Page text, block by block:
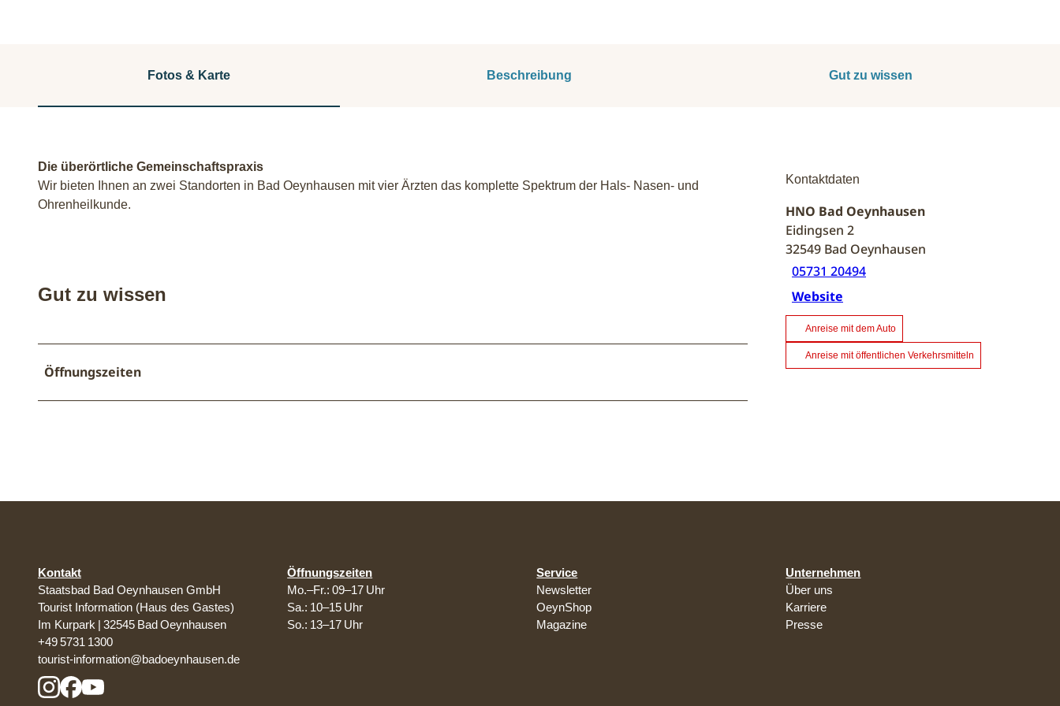
Fotos & Karte Beschreibung Gut zu wissen
Die überörtliche Gemeinschaftspraxis
Wir bieten Ihnen an zwei Standorten in Bad Oeynhausen mit vier Ärzten das komplette Spektrum der Hals- Nasen- und
Ohrenheilkunde.
Gut zu wissen
Öffnungszeiten
Kontaktdaten
HNO Bad Oeynhausen
Eidingsen 2
32549 Bad Oeynhausen
05731 20494
Website
Anreise mit dem Auto
Anreise mit öffentlichen Verkehrsmitteln
Kontakt
Staatsbad Bad Oeynhausen GmbH
Tourist Information (Haus des Gastes)
Im Kurpark | 32545 Bad Oeynhausen
+49 5731 1300
tourist-information@badoeynhausen.de
Öffnungszeiten
Mo.–Fr.: 09–17 Uhr
Sa.: 10–15 Uhr
So.: 13–17 Uhr
Service
Newsletter
OeynShop
Magazine
Unternehmen
Über uns
Karriere
Presse